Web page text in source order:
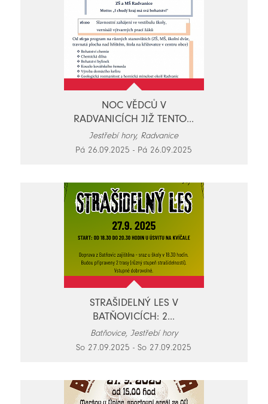
NOC VĚDCŮ V
RADVANICÍCH JIŽ TENTO...
Jestřebí hory, Radvanice
Pá 26.09.2025 - Pá 26.09.2025
STRAŠIDELNÝ LES V
BATŇOVICÍCH: 2...
Batňovice, Jestřebí hory
So 27.09.2025 - So 27.09.2025